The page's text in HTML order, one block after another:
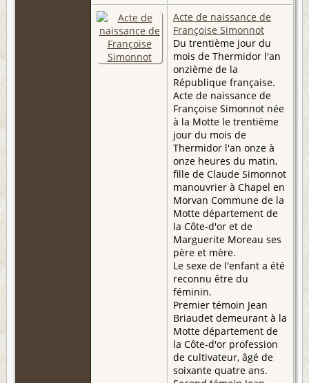
Acte de naissance de
Françoise Simonnot
Du trentième jour du
mois de Thermidor l'an
onzième de la
République française.
Acte de naissance de
Françoise Simonnot née
à la Motte le trentième
jour du mois de
Thermidor l'an onze à
onze heures du matin,
fille de Claude Simonnot
manouvrier à Chapel en
Morvan Commune de la
Motte département de
la Côte-d'or et de
Marguerite Moreau ses
père et mère.
Le sexe de l'enfant a été
reconnu être du
féminin.
Premier témoin Jean
Briaudet demeurant à la
Motte département de
la Côte-d'or profession
de cultivateur, âgé de
soixante quatre ans.